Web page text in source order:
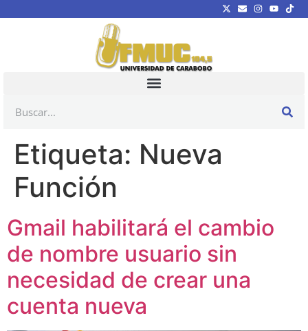
Etiqueta: Nueva
Función
Gmail habilitará el cambio
de nombre usuario sin
necesidad de crear una
cuenta nueva